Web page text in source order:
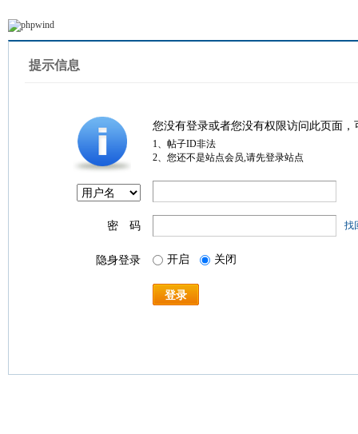
提示信息
您没有登录或者您没有权限访问此页面
1、帖子ID非法
2、您还不是站点会员,请先登录站点
密 码 找
隐身登录 开启 关闭
登录